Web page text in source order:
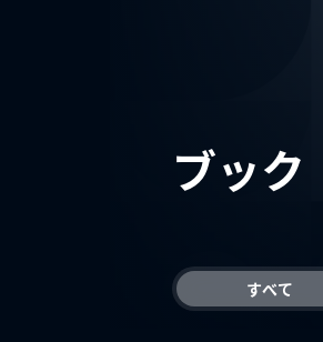
ブック
すべて